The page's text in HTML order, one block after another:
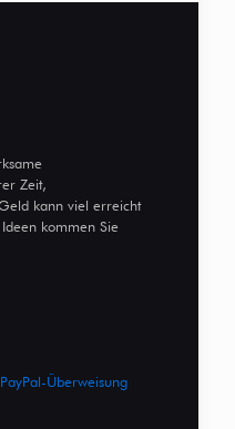
Zeit,
kann viel erreicht
kommen Sie
PayPal-Überweisung